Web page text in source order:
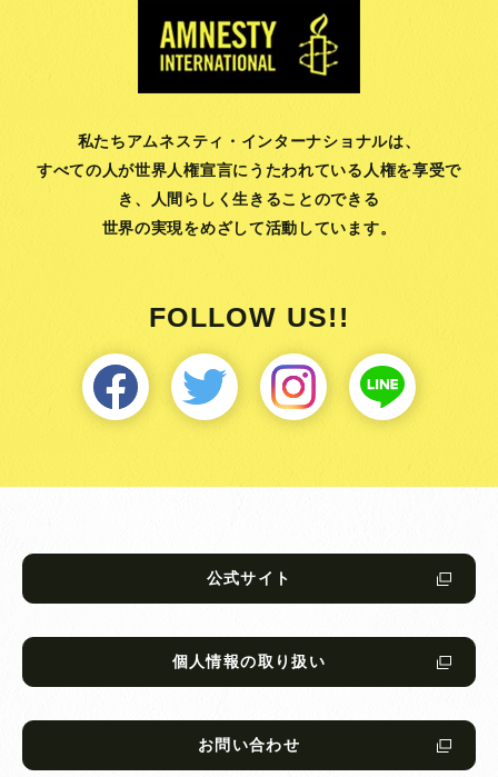
私たちアムネスティ・インターナショナルは、
すべての人が世界人権宣言にうたわれている人権を享受で
き、
人間らしく生きることのできる
世界の実現をめざして活動しています。
FOLLOW US!!
公式サイト
個人情報の取り扱い
お問い合わせ